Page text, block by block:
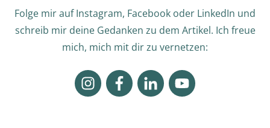
Folge mir auf Instagram, Facebook oder LinkedIn und
schreib mir deine Gedanken zu dem Artikel. Ich freue
mich, mich mit dir zu vernetzen: